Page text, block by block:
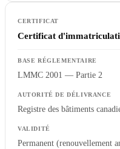
Certificat
LMMC 2001 — Partie 2
Registre des bâtiments
Permanent (renouvellement